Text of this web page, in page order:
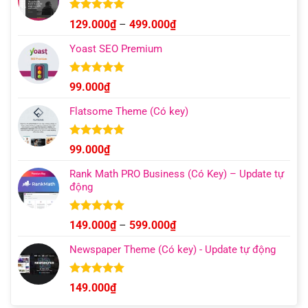
Được xếp
hạng4.93
5 sao
129.000₫ – 499.000₫Khoảng
Yoast SEO Premium
Được xếp
hạng4.96
5 sao
99.000₫
Flatsome Theme (Có key)
Được xếp
hạng 4.95
5 sao
99.000₫
Rank Math PRO Business (Có Key) – Update tự
động
Được xếp
hạng 5.00
5 sao
149.000₫ – 599.000₫Khoảng
từ
Newspaper Theme (Có key) - Update tự động
Được xếp
hạng 4.92
149.000₫